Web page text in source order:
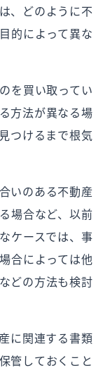
、どのように不
的によって異な
を買い取ってい
方法が異なる場
つけるまで根気
いのある不動産
場合など、以前
ケースでは、事
合によっては他
どの方法も検討
に関連する書類
管しておくこと